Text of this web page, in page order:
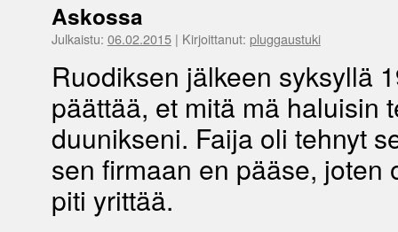
Askossa
Julkaistu: 06.02.2015| Kirjoittanut: pluggaustuki
Ruodiksen jälkeen syksyllä
päättää, et mitä mä haluisin
duunikseni. Faija oli tehnyt
sen firmaan en pääse, joten
piti yrittää.